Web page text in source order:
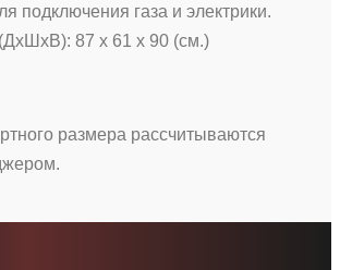
подключения газа и электрики.
87 х 61 х 90 (см.)
размера рассчитываются